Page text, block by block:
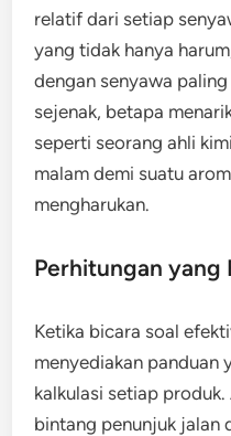
relatif dari setiap
yang tidak hanya
dengan senyawa
sejenak, betapa
seperti seorang ahli
malam demi suatu
mengharukan.
Perhitungan yang
Ketika bicara soal
menyediakan panduan
kalkulasi setiap
bintang penunjuk jalan